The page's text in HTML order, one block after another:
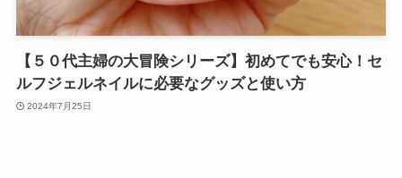
【５０代主婦の大冒険シリーズ】初めてでも安心！セ
ルフジェルネイルに必要なグッズと使い方
2024年7月25日